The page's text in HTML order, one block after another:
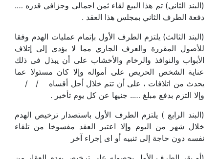
(البند الثاني) تم هذا البيع لقاء ثمن اجمالى وجزافي قدره ….
دفعة الطرف الثاني بمجلس هذا العقد .
(البند الثالث) يلتزم الطرف الأول بإتمام عمليات الهدم وفقا
للأصول المقررة والعرف الجاري مما لا يؤدى إلى إتلاف
الأبواب والنوافذ والرخام والأخشاب على أن يبذل فى ذلك
عناية الشخص الحريص على أمواله وإلا كان مسئولا عما
يحدث من اتلافات ، على أن تتم خلال أجل أقساه / /
وإلا التزم بدفع مبلغ ….. جنيها عن كل يوم تأخير .
(البند الرابع ) يلتزم الطرف الأول باستصدار ترخيص الهدم
خلال شهر من اليوم وإلا اعتبر العقد مفسوخا من تلقاء
نفسه دون حاجة إلى تنبيه أو اى إجراء آخر